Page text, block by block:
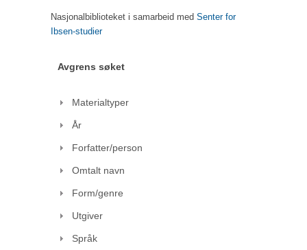
Nasjonalbiblioteket i samarbeid med Senter for
Ibsen-studier
Avgrens søket
Materialtyper
År
Forfatter/person
Omtalt navn
Form/genre
Utgiver
Språk